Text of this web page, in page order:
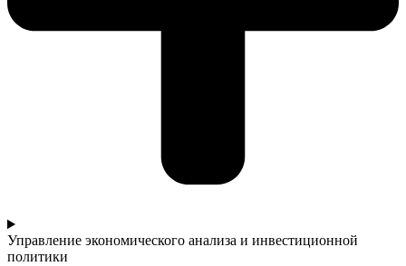
Управление экономического анализа и инвестиционной
политики